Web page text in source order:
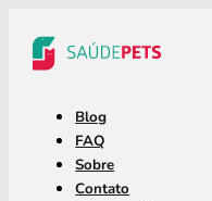
Blog
FAQ
Sobre
Contato